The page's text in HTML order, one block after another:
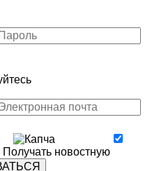
Получать новостную